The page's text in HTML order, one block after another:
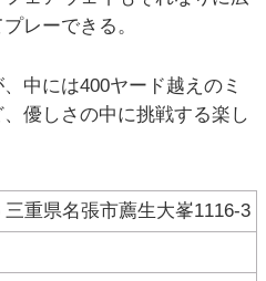
レーできる。
中には400ヤード越えのミ
優しさの中に挑戦する楽し
三重県名張市薦生大峯1116-3